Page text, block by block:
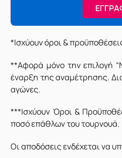
*Ισχύουν όροι &
**Αφορά μόνο την επιλογή
έναρξη της αναμέτρησης.
αγώνες.
***Ισχύουν Όροι &
ποσό επάθλων του τουρνουά.
Οι αποδόσεις ενδέχεται να